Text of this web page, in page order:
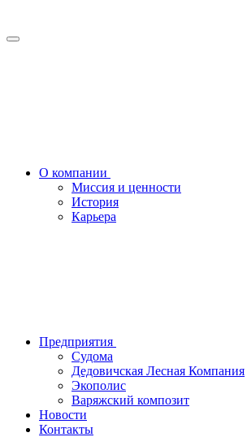
О компании
Миссия и ценности
История
Карьера
Предприятия
Судома
Дедовичская Лесная Компания
Экополис
Варяжский композит
Новости
Контакты